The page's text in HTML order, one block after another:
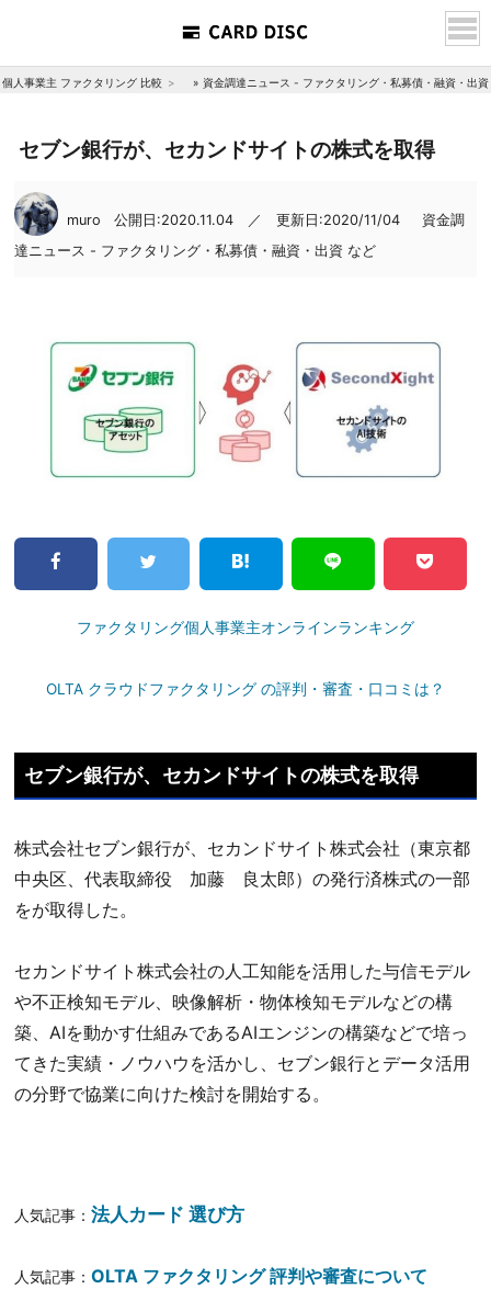
個人事業主 ファクタリング 比較 » 資金調達ニュース - ファクタリング・私募債・融資・出
セブン銀行が、セカンドサイトの株式を取得
muro 公開日:2020.11.04 ／ 更新日:2020/11/04
資金調
達ニュース - ファクタリング・私募債・融資・出資 など
ファクタリング個人事業主オンラインランキング
OLTA クラウドファクタリング の評判・審査・口コミは？
セブン銀行が、セカンドサイトの株式を取得
株式会社セブン銀行が、セカンドサイト株式会社（東京都
中央区、代表取締役 加藤 良太郎）の発行済株式の一部
をが取得した。
セカンドサイト株式会社の人工知能を活用した与信モデル
や不正検知モデル、映像解析・物体検知モデルなどの構
築、AIを動かす仕組みであるAIエンジンの構築などで培っ
てきた実績・ノウハウを活かし、セブン銀行とデータ活用
の分野で協業に向けた検討を開始する。
人気記事：法人カード 選び方
人気記事：OLTA ファクタリング 評判や審査について